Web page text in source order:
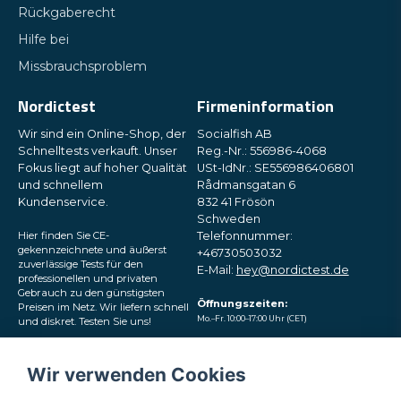
Rückgaberecht
Hilfe bei
Missbrauchsproblem
Nordictest
Wir sind ein Online-Shop, der
Schnelltests verkauft. Unser
Fokus liegt auf hoher Qualität
und schnellem
Kundenservice.
Hier finden Sie CE-
gekennzeichnete und äußerst
zuverlässige Tests für den
professionellen und privaten
Gebrauch zu den günstigsten
Preisen im Netz. Wir liefern schnell
und diskret. Testen Sie uns!
sozialen Medien
Firmeninformation
Socialfish AB
Reg.-Nr.: 556986-4068
USt-IdNr.: SE556986406801
Rådmansgatan 6
832 41 Frösön
Schweden
Telefonnummer:
+46730503032
E-Mail: hey@nordictest.de
Öffnungszeiten:
Mo.–Fr. 10:00–17:00 Uhr (CET)
Wir verwenden Cookies